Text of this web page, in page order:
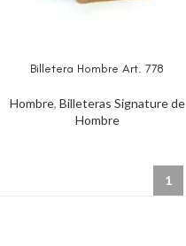
Billetera Hombre Art. 778
Hombre, Billeteras Signature de
Hombre
1